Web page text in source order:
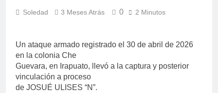
Soledad 3 Meses Atrás 0 2 Minutos
Un ataque armado registrado el 30 de abril de 2026
en la colonia Che
Guevara, en Irapuato, llevó a la captura y posterior
vinculación a proceso
de JOSUÉ ULISES “N”.